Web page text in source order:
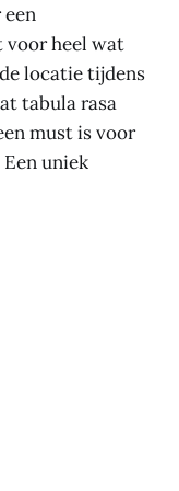
voor heel wat
locatie tijdens
tabula rasa
must is voor
uniek